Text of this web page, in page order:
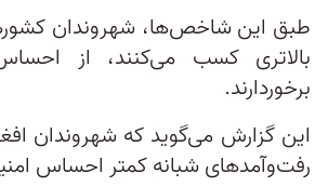
طبق این شاخص‌ها، شهروندان
بالاتری کسب می‌کنند، از
برخوردارند.
این گزارش می‌گوید که شهروندان
رفت‌و‌‌آمدهای شبانه کمتر احساس